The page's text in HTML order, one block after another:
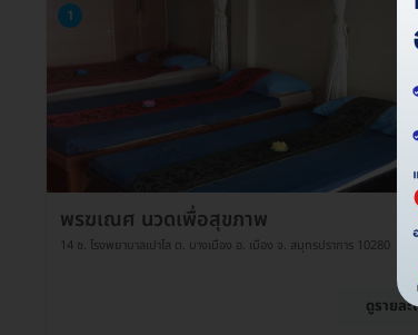
1
พรฆเณศ นวดเพื่อสุขภาพ
14 ซ. โรงพยาบาลเปาโล ต. บางเมือง อ. เมือง จ. สมุทรปราการ 10280
ดูรายละ